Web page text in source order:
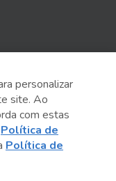
Paulo
personalizar
site. Ao
com estas
Política de
Política de